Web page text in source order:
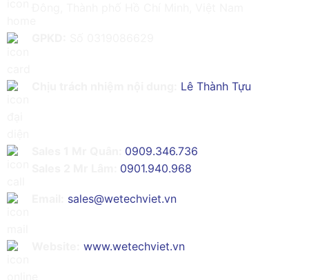
Lê Thành Tựu
0909.346.736
0901.940.968
sales@wetechviet.vn
www.wetechviet.vn